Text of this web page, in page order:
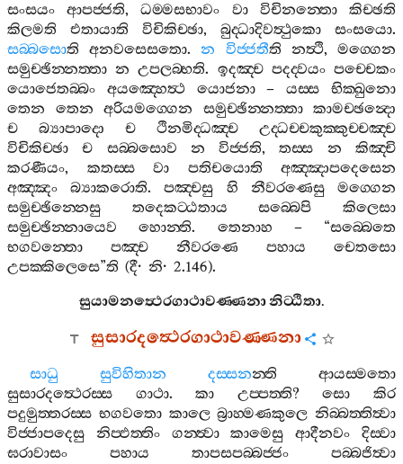
සංසයං
ආපජ‍්ජති,ධම‍්මසභාවං වා විචිනන‍්තො
කිච‍්ඡති
කිලමති
එතායාති විචිකිච‍්ඡා, බුද‍්ධාදිවත්‍ථුකො සංසයො.
සබ‍්බසොති අනවසෙසතො.න විජ‍්ජතීති නත්‍ථි,මග‍්ගෙන
සමුච‍්ඡින‍්නත‍්තා න උපලබ‍්භති. ඉදඤ‍්ච පදද‍්වයං පච‍්චෙකං
යොජෙතබ‍්බං
අයඤ‍්හෙත්‍ථ යොජනා–යස‍්ස
භික‍්ඛුනො
තෙන
තෙන අරියමග‍්ගෙන සමුච‍්ඡින‍්නත‍්තා
කාමච‍්ඡන්‍දො
ච
බ්‍යාපාදො ච ථිනමිද‍්ධඤ‍්ච
උද‍්ධච‍්චකුක‍්කුච‍්චඤ‍්ච
විචිකිච‍්ඡා
ච සබ‍්බසොව න විජ‍්ජති,තස‍්ස න
කිඤ‍්චි
කරණීයං, කතස‍්ස වා පතිචයොති
අඤ‍්ඤාපදෙසෙන
අඤ‍්ඤං
බ්‍යාකරොති.පඤ‍්චසු හි නීවරණෙසු
මග‍්ගෙන
සමුච‍්ඡින‍්නෙසු
තදෙකට‍්ඨතාය සබ‍්බෙපි
කිලෙසා
සමුච‍්ඡින‍්නායෙව
හොන‍්ති. තෙනාහ – “සබ‍්බෙතෙ
භගවන‍්තො
පඤ‍්ච නීවරණෙ පහාය
චෙතසො
උපක‍්කිලෙසෙ”ති (දී· නි· 2.146).
සුයාමනත්‍ථෙරගාථාවණ‍්ණනානිට‍්ඨිතා.
සුසාරදත්‍ථෙරගාථාවණ‍්ණනා
සාධු සුවිහිතාන දස‍්සනන‍්ති
ආයස‍්මතො
සුසාරදත්‍ථෙරස‍්ස
ගාථා.කා උප‍්පත‍්ති?සො
කිර
පදුමුත‍්තරස‍්ස භගවතො කාලෙ බ්‍රාහ‍්මණකුලෙ නිබ‍්බත‍්තිත්‍වා
විජ‍්ජාපදෙසු
නිප‍්ඵත‍්තිං ගන‍්ත්‍වා කාමෙසු ආදීනවං
දිස‍්වා
ඝරාවාසං
පහාය තාපසපබ‍්බජ‍්ජං
පබ‍්බජිත්‍වා